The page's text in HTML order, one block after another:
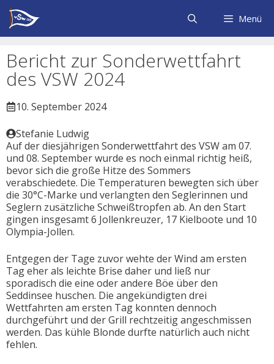
Zum
Inhalt
springen
Menü
Bericht zur Sonderwettfahrt
des VSW 2024
10. September 2024
Stefanie Ludwig
Auf der diesjährigen Sonderwettfahrt des VSW am 07.
und 08. September wurde es noch einmal richtig heiß,
bevor sich die große Hitze des Sommers
verabschiedete. Die Temperaturen bewegten sich über
die 30°C-Marke und verlangten den Seglerinnen und
Seglern zusätzliche Schweißtropfen ab. An den Start
gingen insgesamt 6 Jollenkreuzer, 17 Kielboote und 10
Olympia-Jollen.
Entgegen der Tage zuvor wehte der Wind am ersten
Tag eher als leichte Brise daher und ließ nur
sporadisch die eine oder andere Böe über den
Seddinsee huschen. Die angekündigten drei
Wettfahrten am ersten Tag konnten dennoch
durchgeführt und der Grill rechtzeitig angeschmissen
werden. Das kühle Blonde durfte natürlich auch nicht
fehlen.